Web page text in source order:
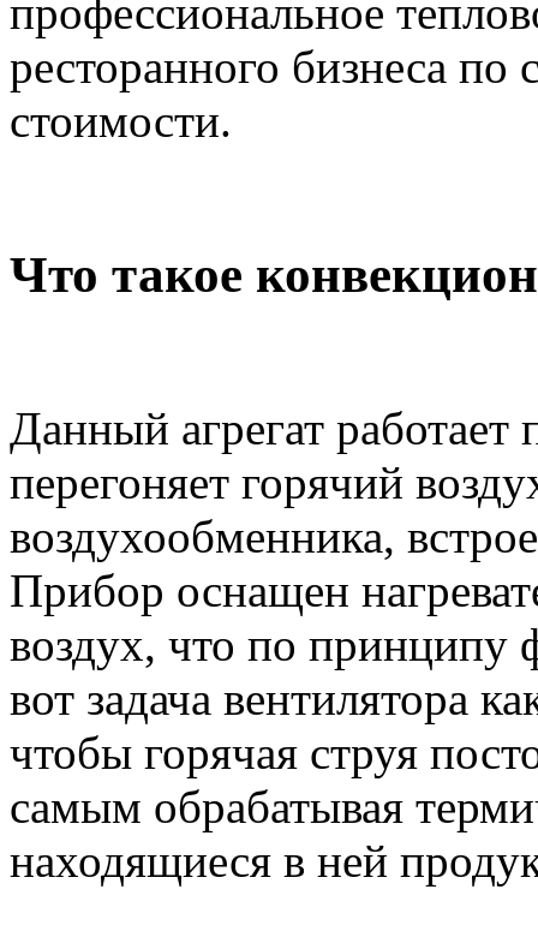
профессиональное
ресторанного бизнеса
стоимости.
Что такое
Данный агрегат
перегоняет горячий
воздухообменника,
Прибор оснащен
воздух, что по принципу
вот задача вентилятора
чтобы горячая струя
самым обрабатывая
находящиеся в ней